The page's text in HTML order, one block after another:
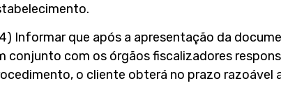
Informar que após a apresentação da
conjunto com os órgãos fiscalizadores
o cliente obterá no prazo razoável